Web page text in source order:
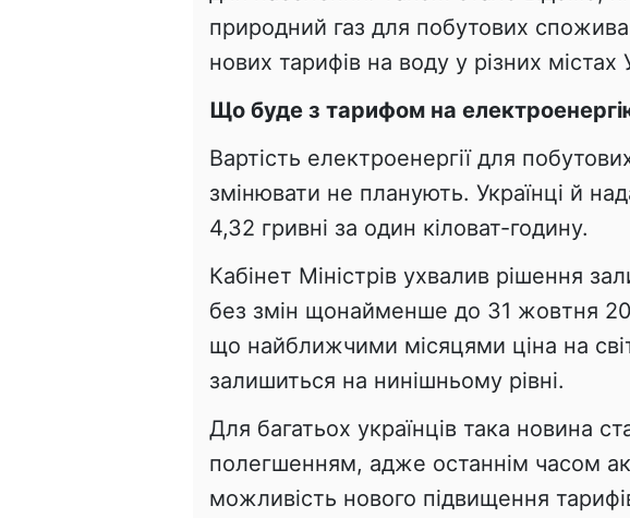
природний газ для побутових
нових тарифів на воду у різних містах
Що буде з тарифом на
Вартість електроенергії для
змінювати не планують. Українці й
4,32 гривні за один кіловат-годину.
Кабінет Міністрів ухвалив рішення
без змін щонайменше до 31 жовтня
що найближчими місяцями ціна на
залишиться на нинішньому рівні.
Для багатьох українців така новина
полегшенням, адже останнім часом
можливість нового підвищення